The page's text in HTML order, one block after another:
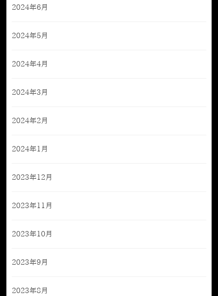
2024年6月
2024年5月
2024年4月
2024年3月
2024年2月
2024年1月
2023年12月
2023年11月
2023年10月
2023年9月
2023年8月